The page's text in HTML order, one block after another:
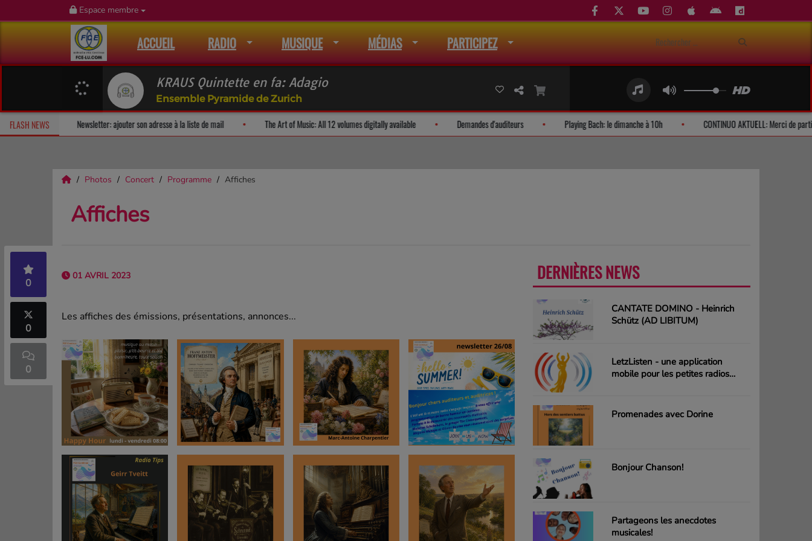
Espace membre
ACCUEIL RADIO MUSIQUE MÉDIAS PARTICIPEZ
KRAUS Quintette en fa: Adagio
Ensemble Pyramide de Zurich
FLASH NEWS
Fan Releases & Merch Newsletter: ajouter son adresse à la liste de mail The Art of Music: All 12 volumes digitally available Demandes d'auditeurs Playing Bach: le dimanche à 10h CONTINUO
Photos Concert Programme Affiches
Affiches
0
0
0
01 AVRIL 2023
Les affiches des émissions, présentations, annonces...
DERNIÈRES NEWS
CANTATE DOMINO - Heinrich
Schütz (AD LIBITUM)
LetzListen - une application
mobile pour les petites radios
Promenades avec Dorine
Bonjour Chanson!
Partageons les anecdotes
musicales!